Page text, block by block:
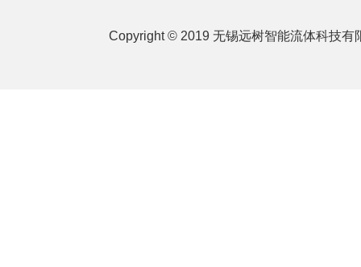
Copyright © 2019 无锡远树智能流体科技